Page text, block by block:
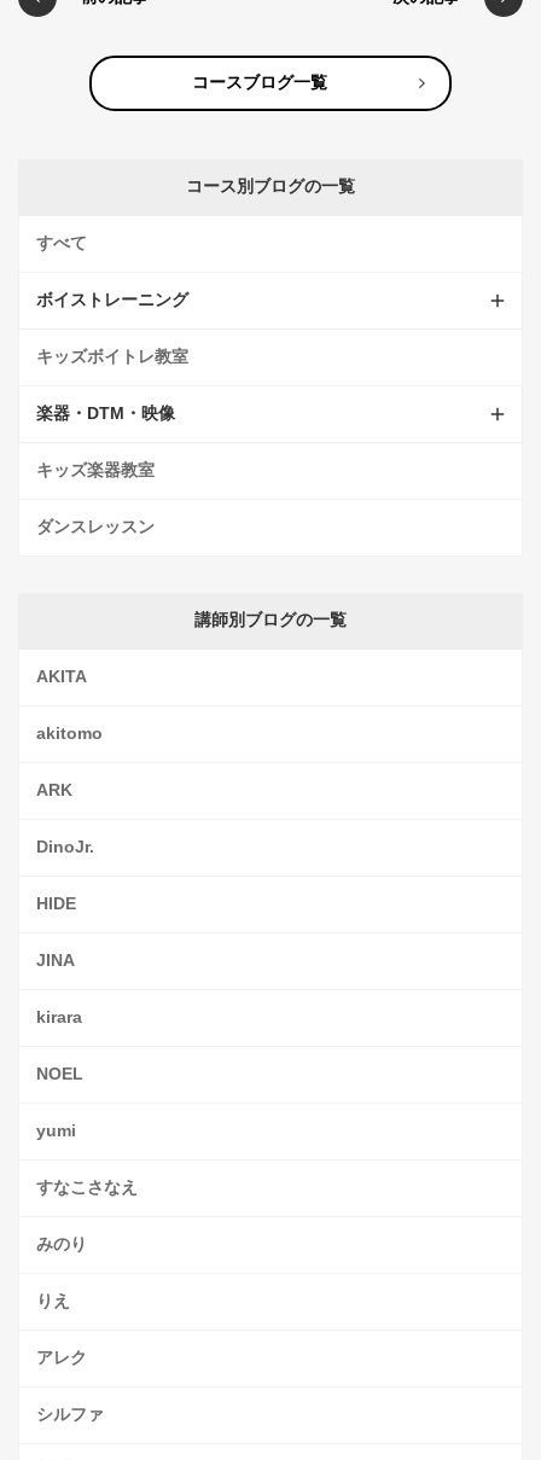
コースブログ一覧
コース別ブログの一覧
すべて
ボイストレーニング
キッズボイトレ教室
楽器・DTM・映像
キッズ楽器教室
ダンスレッスン
講師別ブログの一覧
AKITA
akitomo
ARK
DinoJr.
HIDE
JINA
kirara
NOEL
yumi
すなこさなえ
みのり
りえ
アレク
シルファ